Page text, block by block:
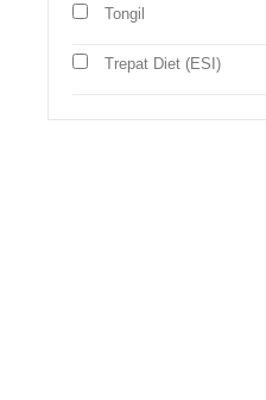
Tongil
Trepat Diet (ESI)